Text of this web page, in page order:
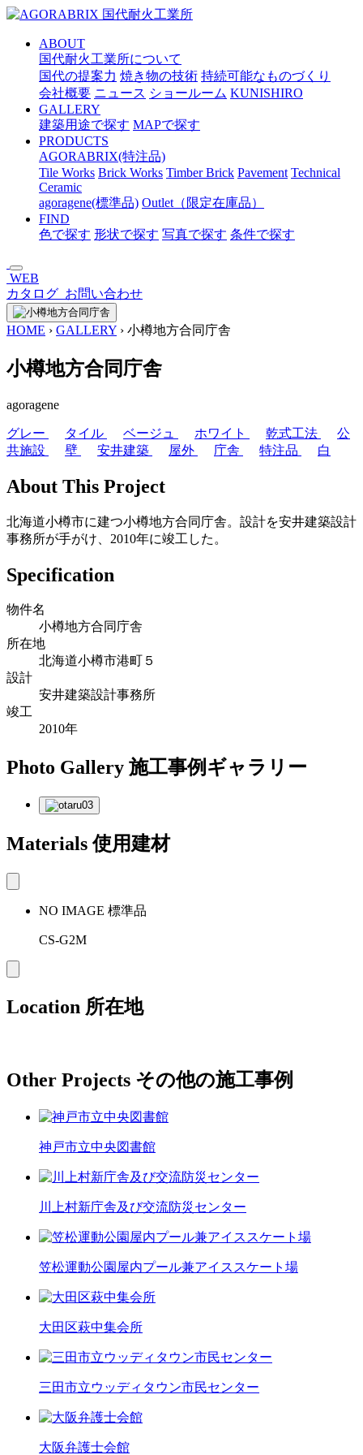
メ
ABOUT
国代耐火工業所について
国代の提案力 焼き物の技術 持続可能なものづくり
会社概要 ニュース ショールーム KUNISHIRO
GALLERY
建築用途で探す MAPで探す
PRODUCTS
AGORABRIX(特注品)
Tile Works Brick Works Timber Brick Pavement Technical
Ceramic
agoragene(標準品) Outlet（限定在庫品）
FIND
色で探す 形状で探す 写真で探す 条件で探す
WEB
カタログ お問い合わせ
HOME › GALLERY › 小樽地方合同庁舎
小樽地方合同庁舎
agoragene
グレー タイル ベージュ ホワイト 乾式工法
公
共施設
壁 安井建築 屋外 庁舎 特注品 白
About This Project
北海道小樽市に建つ小樽地方合同庁舎。設計を安井建築設計
事務所が手がけ、2010年に竣工した。
Specification
物件名
小樽地方合同庁舎
所在地
北海道小樽市港町５
設計
安井建築設計事務所
竣工
2010年
Photo Gallery 施工事例ギャラリー
Materials 使用建材
NO IMAGE 標準品
CS-G2M
Location 所在地
Other Projects その他の施工事例
神戸市立中央図書館
川上村新庁舎及び交流防災センター
笠松運動公園屋内プール兼アイススケート場
大田区萩中集会所
三田市立ウッディタウン市民センター
大阪弁護士会館